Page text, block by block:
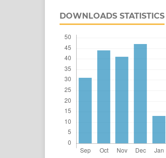
DOWNLOADS STATISTICS